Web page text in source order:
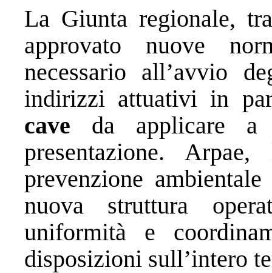
La Giunta regionale,
approvato nuove
necessario all’avvio
indirizzi attuativi in
cave da applicare
presentazione.
prevenzione
nuova struttura
uniformità e
disposizioni sull’intero